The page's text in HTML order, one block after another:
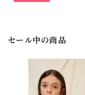
セール中の商品